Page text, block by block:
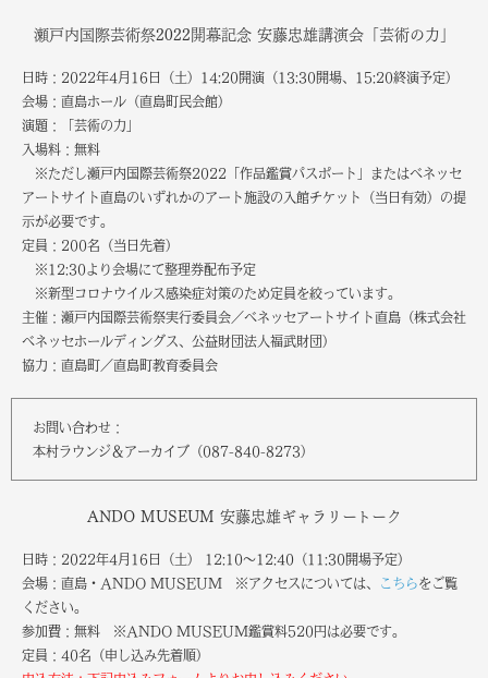
瀬戸内国際芸術祭2022開幕記念 安藤忠雄講演会「芸術の力」
日時：2022年4月16日（土）14:20開演（13:30開場、15:20終演予定）
会場：直島ホール（直島町民会館）
演題：「芸術の力」
入場料：無料
※ただし瀬戸内国際芸術祭2022「作品鑑賞パスポート」またはベネッセ
アートサイト直島のいずれかのアート施設の入館チケット（当日有効）の提
示が必要です。
定員：200名（当日先着）
※12:30より会場にて整理券配布予定
※新型コロナウイルス感染症対策のため定員を絞っています。
主催：瀬戸内国際芸術祭実行委員会／ベネッセアートサイト直島（株式会社
ベネッセホールディングス、公益財団法人福武財団）
協力：直島町／直島町教育委員会
お問い合わせ：
本村ラウンジ＆アーカイブ（087-840-8273）
ANDO MUSEUM 安藤忠雄ギャラリートーク
日時：2022年4月16日（土） 12:10～12:40（11:30開場予定）
会場：直島・ANDO MUSEUM ※アクセスについては、
こちらをご覧
ください。
参加費：無料 ※ANDO MUSEUM鑑賞料520円は必要です。
定員：40名（申し込み先着順）